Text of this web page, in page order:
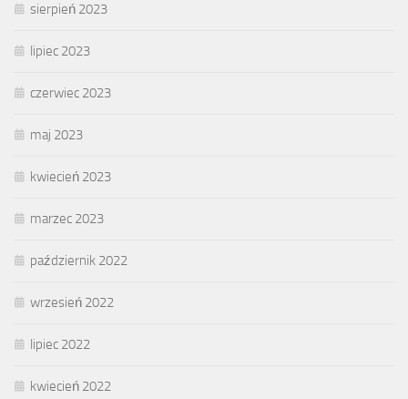
sierpień 2023
lipiec 2023
czerwiec 2023
maj 2023
kwiecień 2023
marzec 2023
październik 2022
wrzesień 2022
lipiec 2022
kwiecień 2022